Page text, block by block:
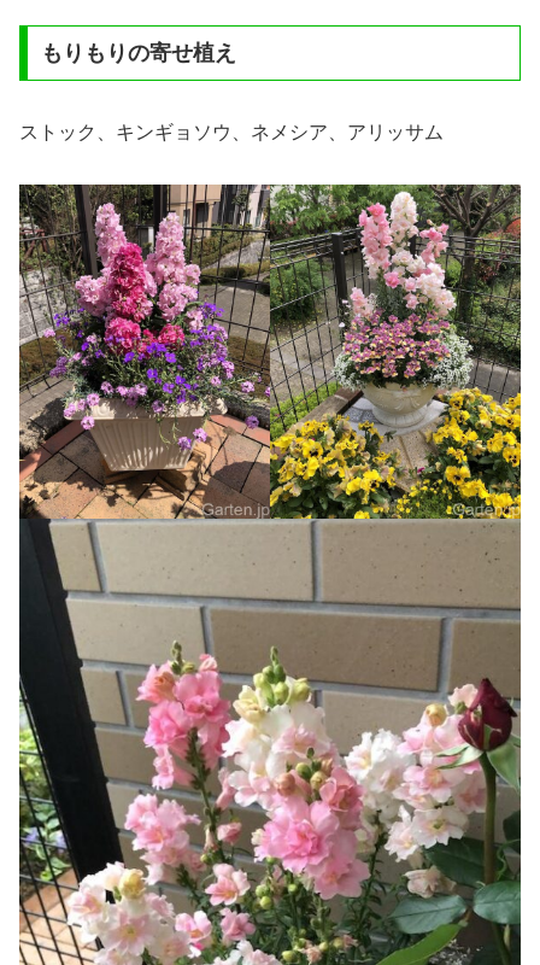
もりもりの寄せ植え
ストック、キンギョソウ、ネメシア、アリッサム